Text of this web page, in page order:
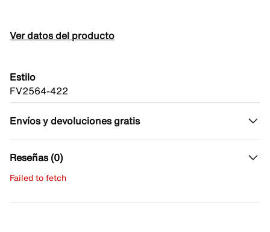
Ver datos del producto
Estilo
FV2564-422
Envíos y devoluciones gratis
Reseñas (0)
Failed to fetch